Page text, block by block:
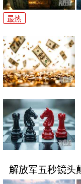
最热
解放军五秒镜头